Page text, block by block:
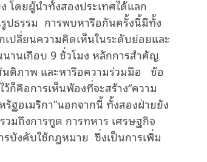
โดยผู้นำทั้งสองประเทศได้แลก
ปธรรม การพบหารือกันครั้งนี้มีทั้ง
เปลี่ยนความคิดเห็นในระดับย่อยและ
านเกือบ 9 ชั่วโมง หลักการสำคัญ
ติภาพ และหารือความร่วมมือ
ข้อ
คือการเห็นพ้องที่จะสร้าง“ความ
ฐอเมริกา”นอกจากนี้ ทั้งสองฝ่ายยัง
มถึงการทูต การทหาร เศรษฐกิจ
รบังคับใช้กฎหมาย ซึ่งเป็นการเพิ่ม